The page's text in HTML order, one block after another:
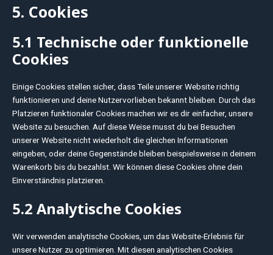
5. Cookies
5.1 Technische oder funktionelle
Cookies
Einige Cookies stellen sicher, dass Teile unserer Website richtig
funktionieren und deine Nutzer­vorlieben bekannt bleiben. Durch das
Platzieren funktionaler Cookies machen wir es dir einfacher, unsere
Website zu besuchen. Auf diese Weise musst du bei Besuchen
unserer Website nicht wiederholt die gleichen Informationen
eingeben, oder deine Gegenstände bleiben beispielsweise in deinem
Warenkorb bis du bezahlst. Wir können diese Cookies ohne dein
Einverständnis platzieren.
5.2 Analytische Cookies
Wir verwenden analytische Cookies, um das Website-Erlebnis für
unsere Nutzer zu optimieren. Mit diesen analytischen Cookies